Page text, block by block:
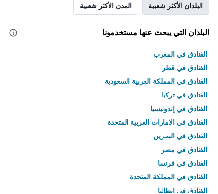
البلدان الأكثر شعبية المدن الأكثر شعبية
البلدان التي يبحث عنها مستخدمونا
الفنادق في المغرب
الفنادق في قطر
الفنادق في المملكة العربية السعودية
الفنادق في تركيا
الفنادق في إندونيسيا
الفنادق في الامارات العربية المتحدة
الفنادق في البحرين
الفنادق في مصر
الفنادق في فرنسا
الفنادق في المملكة المتحدة
الفنادق في إيطاليا